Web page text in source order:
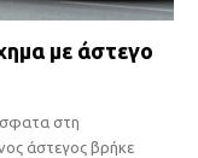
με άστεγο
στη
άστεγος βρήκε